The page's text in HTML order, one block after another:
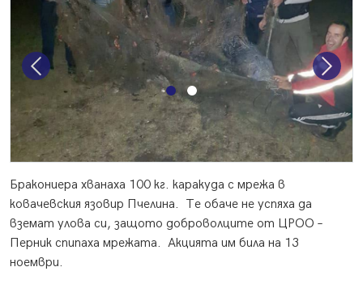
Previous Next
Бракониера хванаха 100 кг. каракуда с мрежа в
ковачевския язовир Пчелина. Те обаче не успяха да
вземат улова си, защото доброволците от ЦРОО –
Перник спипаха мрежата. Акцията им била на 13
ноември.